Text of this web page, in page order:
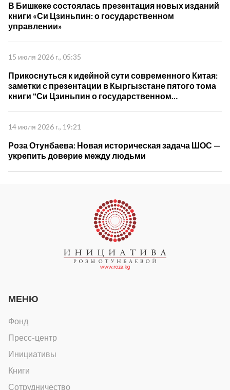
В Бишкеке состоялась презентация новых изданий
книги «Си Цзиньпин: о государственном
управлении»
15 июля 2026 г., 05:35
Прикоснуться к идейной сути современного Китая:
заметки с презентации в Кыргызстане пятого тома
книги "Си Цзиньпин о государственном
14 июля 2026 г., 19:21
Роза Отунбаева: Новая историческая задача ШОС —
укрепить доверие между людьми
МЕНЮ
Фонд
Пресс-центр
Инициативы
Книги
Сотрудничество